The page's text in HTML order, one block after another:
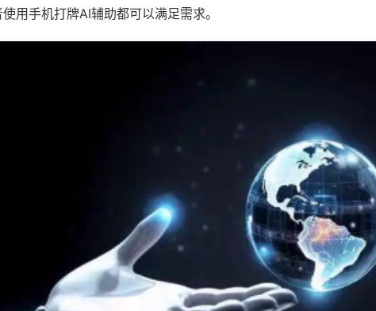
用手机打牌AI辅助都可以满足需求。